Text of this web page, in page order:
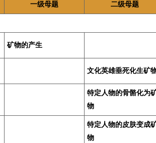
一级母题 二级母题
矿物的产生
文化英雄垂死化生矿
特定人物的骨骼化为
物
特定人物的皮肤变成
物